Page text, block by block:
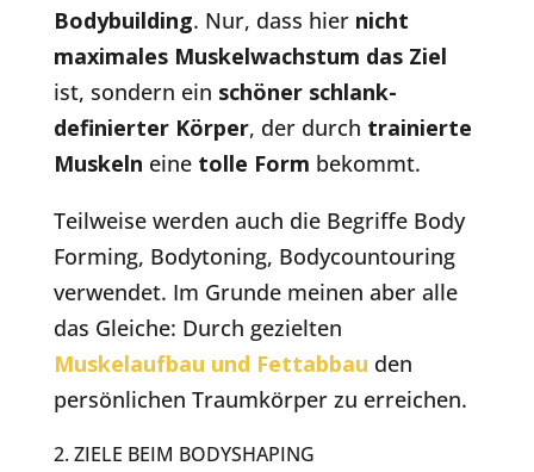
Bodybuilding. Nur, dass hier nicht
maximales Muskelwachstum das Ziel
ist, sondern ein schöner schlank-
definierter Körper, der durch trainierte
Muskeln eine tolle Form bekommt.
Teilweise werden auch die Begriffe Body
Forming, Bodytoning, Bodycountouring
verwendet. Im Grunde meinen aber alle
das Gleiche: Durch gezielten
Muskelaufbau und Fettabbau den
persönlichen Traumkörper zu erreichen.
2. ZIELE BEIM BODYSHAPING